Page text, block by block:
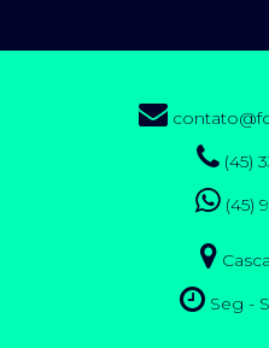
(45)
(45)
Seg -